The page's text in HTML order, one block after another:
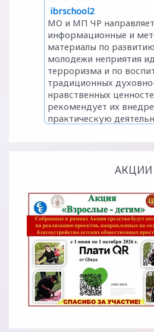
АКЦИИ